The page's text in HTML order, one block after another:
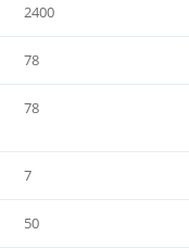
2400
78
78
7
50